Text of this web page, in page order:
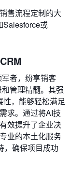
售流程定制的大
Salesforce或
者，纷享销客
管理精髓。其强
，能够轻松满足
求。通过将AI技
效提升了企业决
业的本土化服务
，确保项目成功